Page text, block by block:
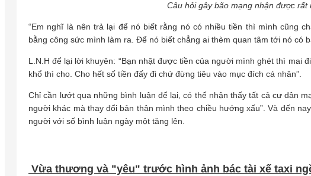
Câu hỏi gây bão mạng nhận được rất
“Em nghĩ là nên trả lại để nó biết rằng nó có nhiều tiền thì mình cũng
bằng công sức mình làm ra. Để nó biết chẳng ai thèm quan tâm tới nó có
L.N.H để lại lời khuyên: “Bạn nhặt được tiền của người mình ghét thì mai
khổ thì cho. Cho hết số tiền đấy đi chứ đừng tiêu vào mục đích cá nhân”.
Chỉ cần lướt qua những bình luận để lại, có thể nhận thấy tất cả cư dân
người khác mà thay đổi bản thân mình theo chiều hướng xấu”. Và đến
người với số bình luận ngày một tăng lên.
Vừa thương và "yêu" trước hình ảnh bác tài xế taxi